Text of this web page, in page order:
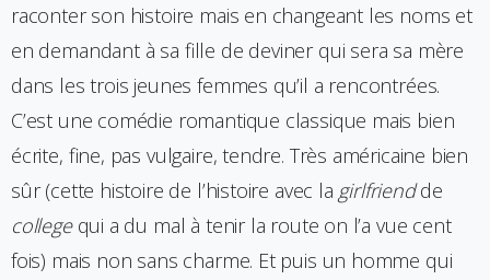
raconter son histoire mais en changeant les noms et
en demandant à sa fille de deviner qui sera sa mère
dans les trois jeunes femmes qu’il a rencontrées.
C’est une comédie romantique classique mais bien
écrite, fine, pas vulgaire, tendre. Très américaine bien
sûr (cette histoire de l’histoire avec la girlfriendde
collegequi a du mal à tenir la route on l’a vue cent
fois) mais non sans charme. Et puis un homme qui